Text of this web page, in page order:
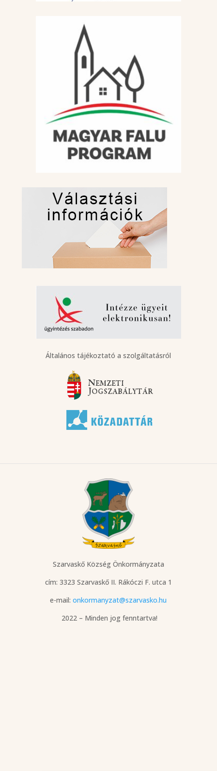
Általános tájékoztató a szolgáltatásról
Szarvaskő Község Önkormányzata
cím: 3323 Szarvaskő II. Rákóczi F. utca 1
e-mail:onkormanyzat@szarvasko.hu
2022 – Minden jog fenntartva!